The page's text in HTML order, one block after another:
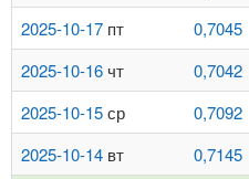
2025-10-17 пт 0,7045
2025-10-16 чт 0,7042
2025-10-15ср 0,7092
2025-10-14 вт 0,7145